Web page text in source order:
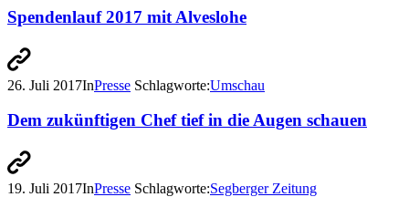
Spendenlauf 2017 mit Alveslohe
26. Juli 2017InPresse Schlagworte:Umschau
Dem zukünftigen Chef tief in die Augen schauen
19. Juli 2017InPresse Schlagworte:Segberger Zeitung